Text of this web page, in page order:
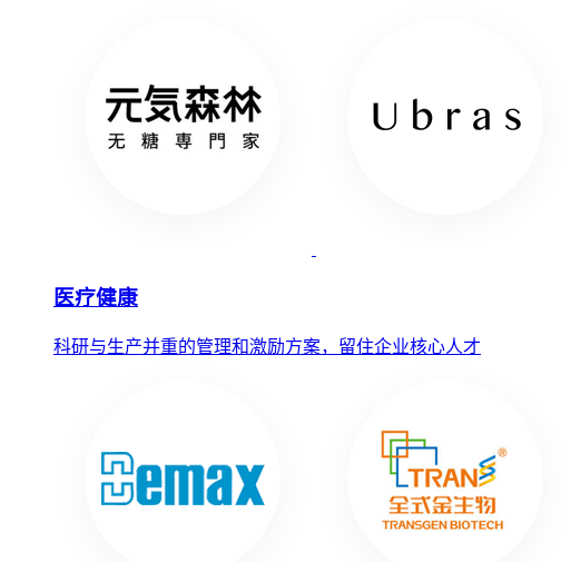
医疗健康
科研与生产并重的管理和激励方案，留住企业核心人才